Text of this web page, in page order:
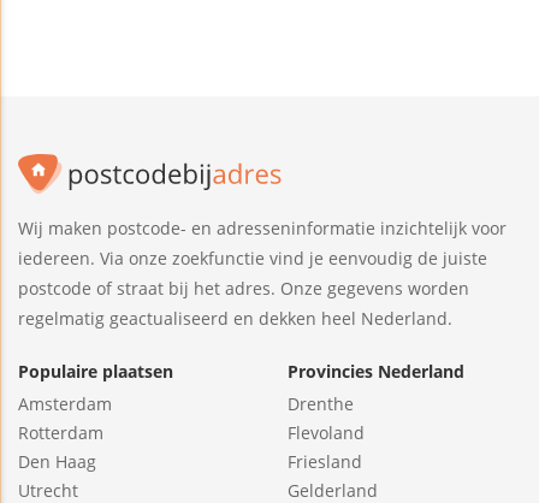
Wij maken postcode- en adresseninformatie inzichtelijk voor
iedereen. Via onze zoekfunctie vind je eenvoudig de juiste
postcode of straat bij het adres. Onze gegevens worden
regelmatig geactualiseerd en dekken heel Nederland.
Populaire plaatsen
Amsterdam
Rotterdam
Den Haag
Utrecht
Provincies Nederland
Drenthe
Flevoland
Friesland
Gelderland